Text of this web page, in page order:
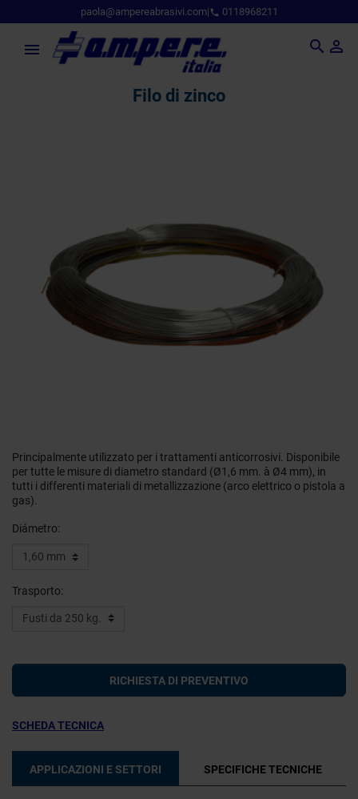
paola@ampereabrasivi.com| phone 0118968211
  
filo di zinco
Principalmente utilizzato per i trattamenti anticorrosivi. Disponibile
per tutte le misure di diametro standard (Ø1,6 mm. à Ø4 mm), in
tutti i differenti materiali di metallizzazione (arco elettrico o pistola a
gas).
Diámetro:
Trasporto:
RICHIESTA DI PREVENTIVO
SCHEDA TECNICA
APPLICAZIONI E SETTORI SPECIFICHE TECNICHE